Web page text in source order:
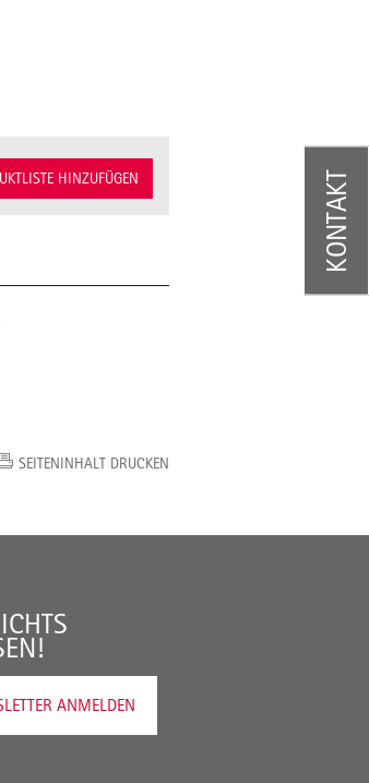
HINZUFÜGEN
SEITENINHALT DRUCKEN
V
ANMELDEN
KONTAKT